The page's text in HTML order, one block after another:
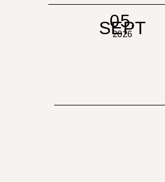
05.
SEPT
2026